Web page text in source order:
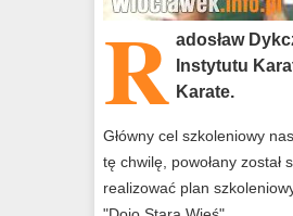
R adosław
Instytutu
Karate.
Główny cel szkoleniowy
tę chwilę, powołany
realizować plan